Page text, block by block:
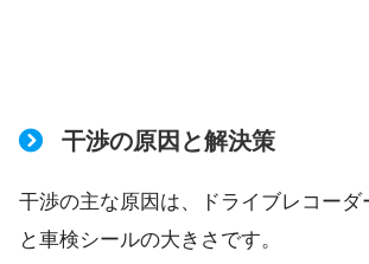
干渉の原因と解決策
干渉の主な原因は、ドライブレコーダ
と車検シールの大きさです。